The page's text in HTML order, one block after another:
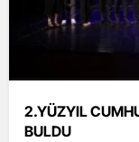
2.YÜZYIL
BULDU